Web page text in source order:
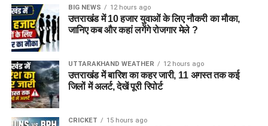
केंद्र भी खोले जाएंगे। जरूरत पड़ने पर प्राथमिक विद्यालय की सुविधा भी
उपलब्ध कराई जा सकती है। इस पहल का मकसद सिर्फ महिलाओं और
बच्चों को रहने की जगह देना नहीं, बल्कि उन्हें ऐसा वातावरण उपलब्ध कराना
है, जहां वे खुद को सुरक्षित, सम्मानित और परिवार का हिस्सा महसूस कर
सकें।
5 एकड़ जमीन की हो रही है तलाश
आलंबन गांव विकसित करने के लिए करीब 5 एकड़ जमीन की आवश्यकता
BIG NEWS 12 hours ago
उत्तराखंड में 10 हजार युवाओं के लिए नौकरी का मौका,
जानिए कब और कहां लगेंगे रोजगार मेले ?
UTTARAKHAND WEATHER 12 hours ago
उत्तराखंड में बारिश का कहर जारी, 11 अगस्त तक कई
जिलों में अलर्ट, देखें पूरी रिपोर्ट
CRICKET 15 hours ago